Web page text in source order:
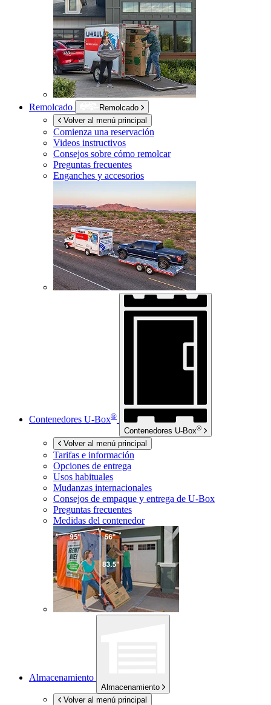
Remolcado
Remolcado
Volver al menú principal
Comienza una reservación
Videos instructivos
Consejos sobre cómo remolcar
Preguntas frecuentes
Enganches y accesorios
Contenedores U-Box®
Contenedores U-Box®
Volver al menú principal
Tarifas e información
Opciones de entrega
Usos habituales
Mudanzas internacionales
Consejos de empaque y entrega de U-Box
Preguntas frecuentes
Medidas del contenedor
Almacenamiento
Almacenamiento
Volver al menú principal